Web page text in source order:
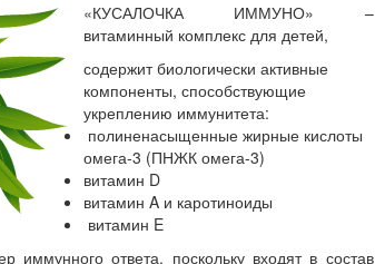
«КУСАЛОЧКА ИММУНО» –
витаминный комплекс для детей,
содержит биологически активные
компоненты, способствующие
укреплению иммунитета:
полиненасыщенные жирные кислоты
омега-3 (ПНЖК омега-3)
витамин D
витамин A и каротиноиды
витамин E
иммунного ответа, поскольку входят в состав